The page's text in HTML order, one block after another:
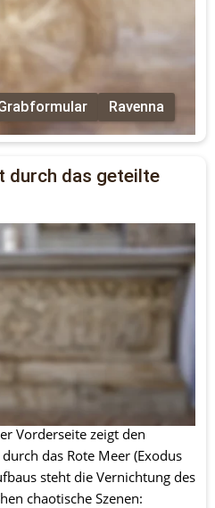
den Toren Ravennas.
Ravenna
durch das geteilte
frühchristlichen
n. Chr. Die
ist bekannt für die zahlreichen
die dort gefunden wurden.
im örtlichen Musée
zu sehen. Das Exemplar
wollen, befindet sich in der
Dort bildet es die
Vorderseite zeigt den
das Rote Meer (Exodus
steht die Vernichtung des
chaotische Szenen: